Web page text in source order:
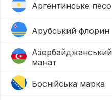
Аргентинське песо
Арубський флорин
Азербайджанський
манат
Боснійська марка